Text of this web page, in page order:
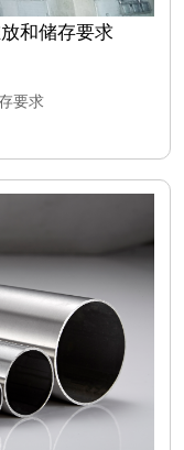
和储存要求
要求